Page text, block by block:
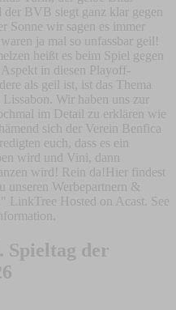
BVB siegt ganz klar gegen
Sonne wir sagen es immer
ja mal so unfassbar geil!
heißt es beim Spiel gegen
in diesen Playoff-
als geil ist, ist das Thema
Wir haben uns zur
im Detail zu erklären wie
sich der Verein Benfica
euch, dass es ein
wird und Vini, dann
wird! Rein da!Hier findest
unseren Werbepartnern &
LinkTree Hosted on Acast. See
Spieltag der